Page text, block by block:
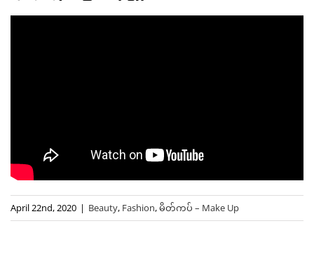
April 22nd, 2020 | Beauty, Fashion,မိတ်ကပ် – Make Up